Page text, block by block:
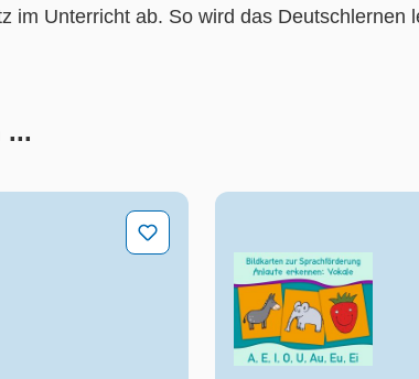
im Unterricht ab. So wird das Deutschlernen
...